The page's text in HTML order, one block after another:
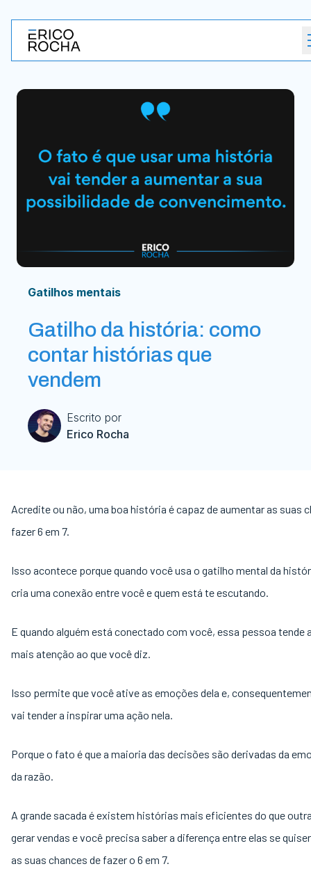
Gatilhos mentais
Gatilho da história: como
contar histórias que
vendem
Escrito por
Erico Rocha
Acredite ou não, uma boa história é capaz de aumentar as suas
fazer 6 em 7.
Isso acontece porque quando você usa o gatilho mental da
cria uma conexão entre você e quem está te escutando.
E quando alguém está conectado com você, essa pessoa tende
mais atenção ao que você diz.
Isso permite que você ative as emoções dela e,
vai tender a inspirar uma ação nela.
Porque o fato é que a maioria das decisões são derivadas da
da razão.
A grande sacada é existem histórias mais eficientes do que
gerar vendas e você precisa saber a diferença entre elas se
as suas chances de fazer o 6 em 7.